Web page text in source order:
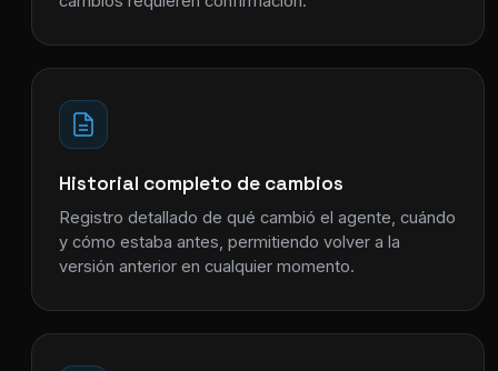
Historial completo de cambios
Registro detallado de qué cambió el agente, cuándo
y cómo estaba antes, permitiendo volver a la
versión anterior en cualquier momento.